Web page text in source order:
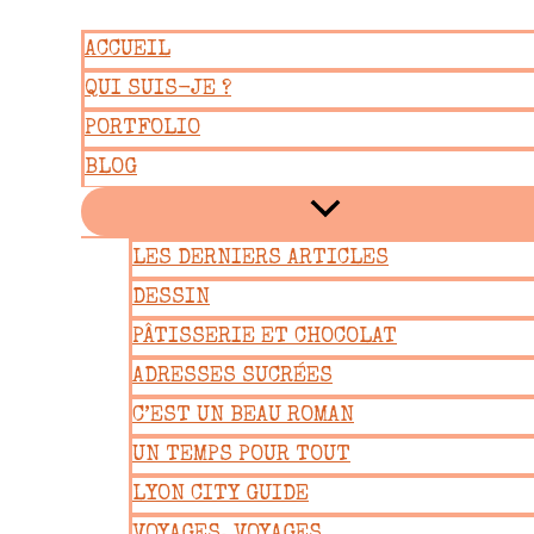
contenu
ACCUEIL
QUI SUIS-JE ?
PORTFOLIO
BLOG
LES DERNIERS ARTICLES
DESSIN
PÂTISSERIE ET CHOCOLAT
ADRESSES SUCRÉES
C’EST UN BEAU ROMAN
UN TEMPS POUR TOUT
LYON CITY GUIDE